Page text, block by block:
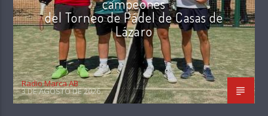
campeones
del Torneo de Pádel de Casas de
Lázaro
Radio Marca AB
3 DE AGOSTO DE 2026